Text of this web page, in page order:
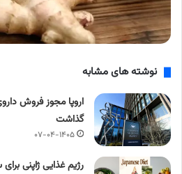
نوشته های مشابه
اروپا مجوز فروش
گذاشت
۰۷-۰۴-۱۴۰۵